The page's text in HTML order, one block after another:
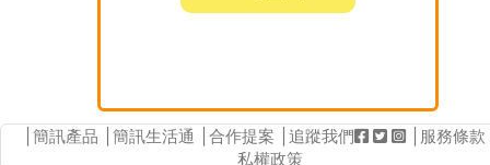
簡訊產品 簡訊生活通 合作提案 │追蹤我們 服務條款
私權政策